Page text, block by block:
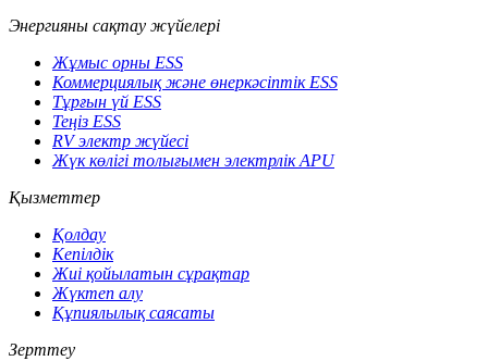
Энергияны сақтау жүйелері
Жұмыс орны ESS
Коммерциялық және өнеркәсіптік ESS
Тұрғын үй ESS
Теңіз ESS
RV электр жүйесі
Жүк көлігі толығымен электрлік APU
Қызметтер
Қолдау
Кепілдік
Жиі қойылатын сұрақтар
Жүктеп алу
Құпиялылық саясаты
Зерттеу